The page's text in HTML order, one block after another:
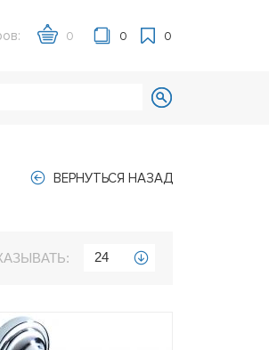
0 0 0
ВЕРНУТЬСЯ НАЗАД
24